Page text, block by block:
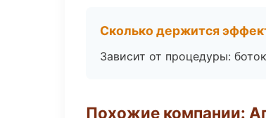
Сколько держится
Зависит от процедуры:
Похожие компании: